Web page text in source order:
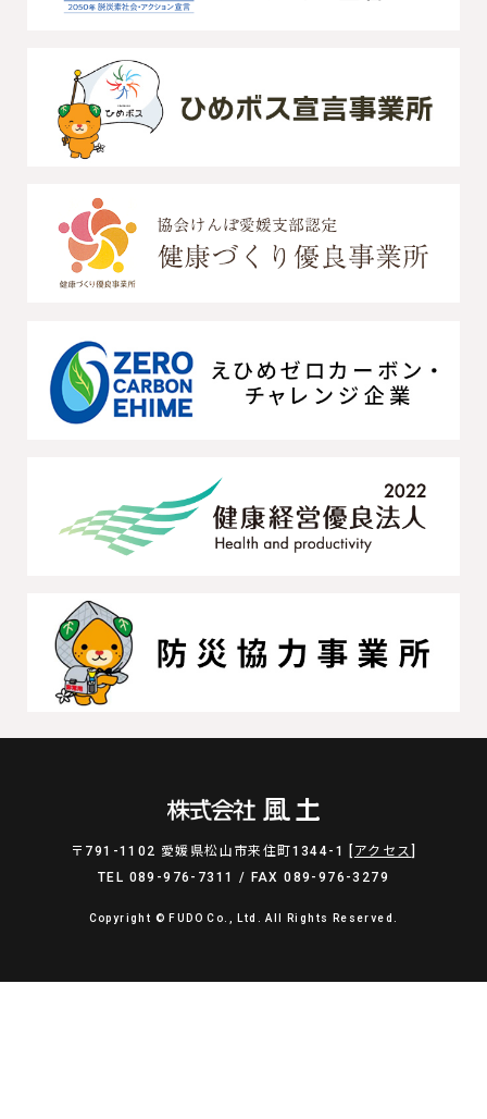
〒791-1102 愛媛県松山市来住町1344-1 [ アクセス
TEL 089-976-7311 / FAX 089-976-3279
Copyright © FUDO Co., Ltd. All Rights Reserved.